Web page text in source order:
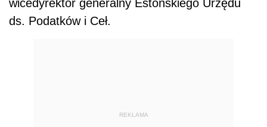
wicedyrektor generalny Estońskiego Urzędu
ds. Podatków i Ceł.
REKLAMA